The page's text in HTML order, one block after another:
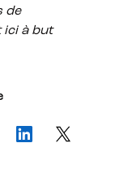
de
ici à but